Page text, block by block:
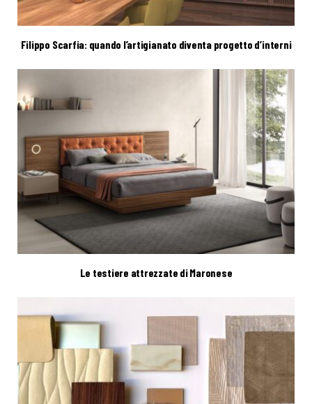
Filippo Scarfia: quando l’artigianato diventa progetto d’interni
Le testiere attrezzate di Maronese